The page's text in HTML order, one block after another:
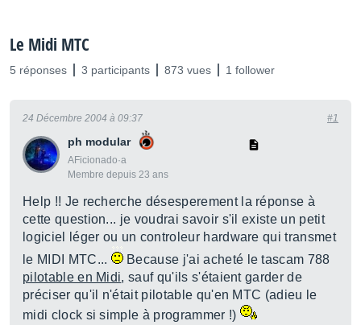
Le Midi MTC
5 réponses 3 participants 873 vues 1 follower
ph modular
AFicionado·a
Membre depuis 23 ans
24 Décembre 2004 à 09:37 #1
Help !! Je recherche désesperement la réponse à
cette question... je voudrai savoir s'il existe un petit
logiciel léger ou un controleur hardware qui transmet
le MIDI MTC...
Because j'ai acheté le tascam 788
pilotable en Midi, sauf qu'ils s'étaient garder de
préciser qu'il n'était pilotable qu'en MTC (adieu le
midi clock si simple à programmer !)